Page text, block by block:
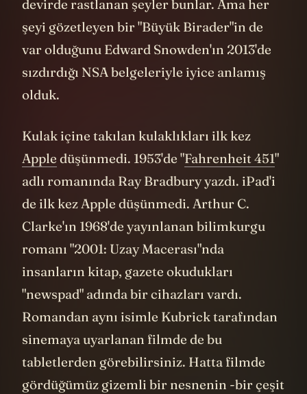
devirde rastlanan şeyler bunlar. Ama her
şeyi gözetleyen bir "Büyük Birader"in de
var olduğunu Edward Snowden'ın 2013'de
sızdırdığı NSA belgeleriyle iyice anlamış
olduk.
Kulak içine takılan kulaklıkları ilk kez
Apple düşünmedi. 1953'de "Fahrenheit 451"
adlı romanında Ray Bradbury yazdı. iPad'i
de ilk kez Apple düşünmedi. Arthur C.
Clarke'ın 1968'de yayınlanan bilimkurgu
romanı "2001: Uzay Macerası"nda
insanların kitap, gazete okudukları
"newspad" adında bir cihazları vardı.
Romandan aynı isimle Kubrick tarafından
sinemaya uyarlanan filmde de bu
tabletlerden görebilirsiniz. Hatta filmde
gördüğümüz gizemli bir nesnenin -bir çeşit